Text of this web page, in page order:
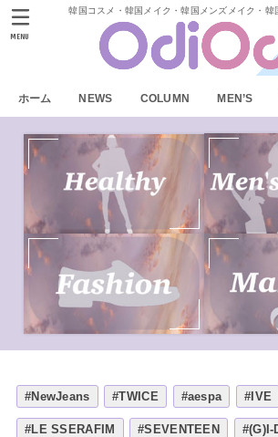
韓国コスメ・韓国メイク・韓国メンズメイク・韓
ホーム NEWS COLUMN MEN’S
MENU
#NewJeans #TWICE #aespa #IVE
#LE SSERAFIM #SEVENTEEN #(G)I-